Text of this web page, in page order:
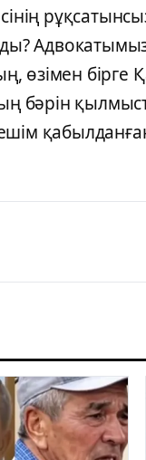
өзімен бірге
бәрін